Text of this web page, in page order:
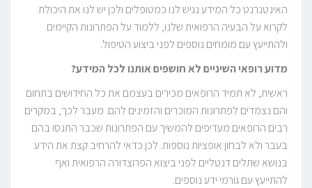
האינטנרנט כל המידע נגיש לנו כמטופלים ולכן יש לנו את היכולת
לקרוא על הבעיה הרפואית שלנו, ללמוד על הפתרונות הקיימים
ולהתייעץ עם מומחים נוספים לפני ביצוע הטיפול.
מדוע רופאי השיניים לא חושפים אותנו לכל המידע?
ראשית, לא תמיד הרופאים מכירים בעצמם את כל החידושים בתחום
והם נצמדים לפתרונות המוכרים והזמינים להם. מעבר לכך, במקרים
רבים הרופאים מעדיפים להמשיך עם הפתרונות שכבר התנסו בהם
בעבר ולא לבחון אופציות נוספות. לכן כדאי להרחיב קצת את הידע
בנושא שתלים דנטליים לפני ביצוא הפרוצדורה הרפואית ואף
להתייעץ עם גורמי ידע נוספים.